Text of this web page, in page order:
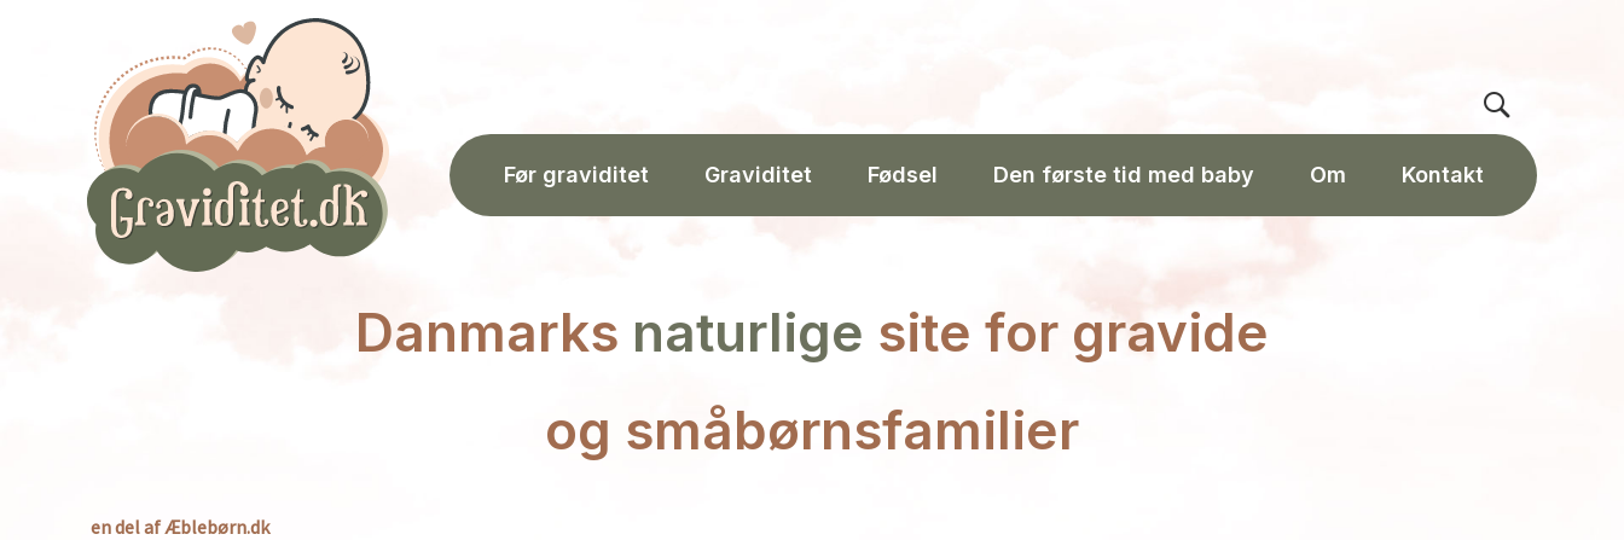
Før graviditet Graviditet Fødsel Den første tid med baby Om Kontakt
Danmarks naturlige site for gravide
og småbørnsfamilier
en del af Æblebørn.dk